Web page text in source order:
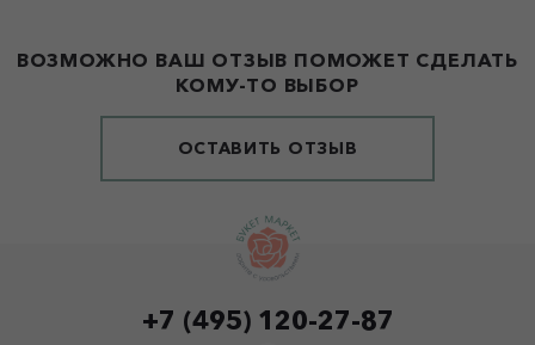
ВОЗМОЖНО ВАШ ОТЗЫВ ПОМОЖЕТ СДЕЛАТЬ
КОМУ-ТО ВЫБОР
ОСТАВИТЬ ОТЗЫВ
+7 (495) 120-27-87